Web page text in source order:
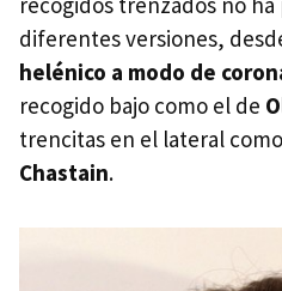
diferentes versiones,
helénico a modo de
recogido bajo como el de
trencitas en el lateral
Chastain.